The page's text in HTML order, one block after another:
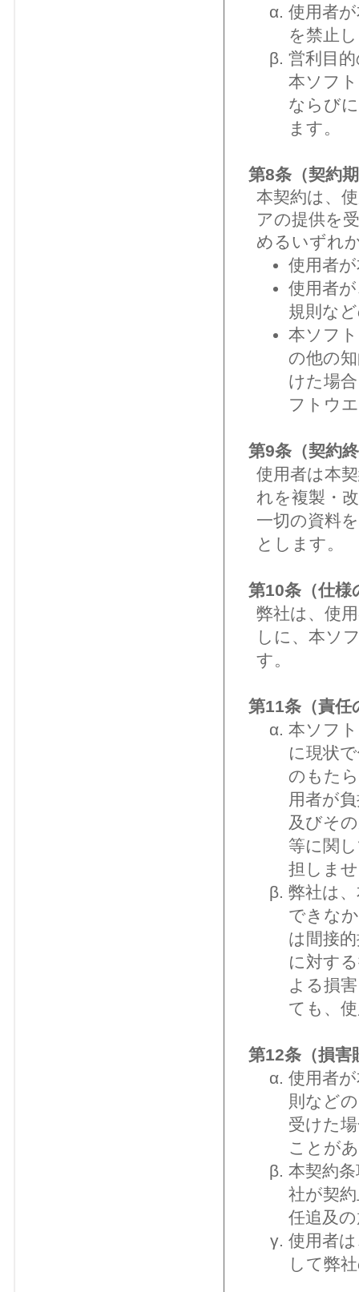
使用者
を禁止
営利目
本ソフ
ならび
ます。
第8条（契約
本契約は、
アの提供を
めるいずれ
使用者
使用者
規則な
本ソフ
の他の
けた場
フトウ
第9条（契約
使用者は本
れを複製・
一切の資料
とします。
第10条（仕様
弊社は、使
しに、本ソ
す。
第11条（責任
本ソフ
に現状
のもた
用者が
及びそ
等に関
担しま
弊社は
できな
は間接
に対す
よる損
ても、
第12条（損害
使用者
則など
受けた
ことが
本契約
社が契
任追及
使用者
して弊